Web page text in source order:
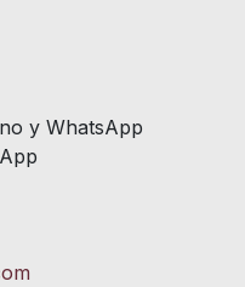
y WhatsApp